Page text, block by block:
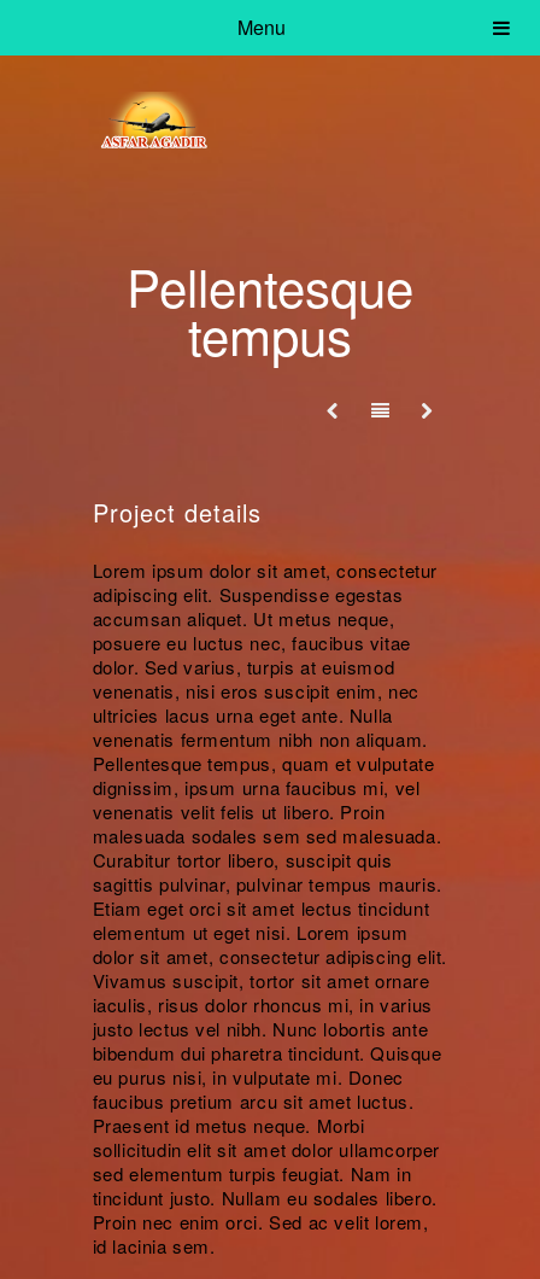
Menu
Pellentesque
tempus
Project details
Lorem ipsum dolor sit amet, consectetur
adipiscing elit. Suspendisse egestas
accumsan aliquet. Ut metus neque,
posuere eu luctus nec, faucibus vitae
dolor. Sed varius, turpis at euismod
venenatis, nisi eros suscipit enim, nec
ultricies lacus urna eget ante. Nulla
venenatis fermentum nibh non aliquam.
Pellentesque tempus, quam et vulputate
dignissim, ipsum urna faucibus mi, vel
venenatis velit felis ut libero. Proin
malesuada sodales sem sed malesuada.
Curabitur tortor libero, suscipit quis
sagittis pulvinar, pulvinar tempus mauris.
Etiam eget orci sit amet lectus tincidunt
elementum ut eget nisi. Lorem ipsum
dolor sit amet, consectetur adipiscing elit.
Vivamus suscipit, tortor sit amet ornare
iaculis, risus dolor rhoncus mi, in varius
justo lectus vel nibh. Nunc lobortis ante
bibendum dui pharetra tincidunt. Quisque
eu purus nisi, in vulputate mi. Donec
faucibus pretium arcu sit amet luctus.
Praesent id metus neque. Morbi
sollicitudin elit sit amet dolor ullamcorper
sed elementum turpis feugiat. Nam in
tincidunt justo. Nullam eu sodales libero.
Proin nec enim orci. Sed ac velit lorem,
id lacinia sem.